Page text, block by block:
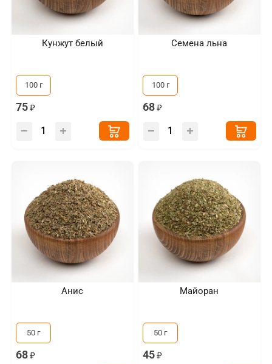
Кунжут белый
100 г
75
Семена льна
100 г
68
Анис
50 г
68
Майоран
50 г
45